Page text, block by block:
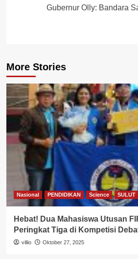
Gubernur Olly: Bandara
More Stories
Nasional PENDIDIKAN Science SULUT
Hebat! Dua Mahasiswa Utusan
Peringkat Tiga di Kompetisi
villio Oktober 27, 2025